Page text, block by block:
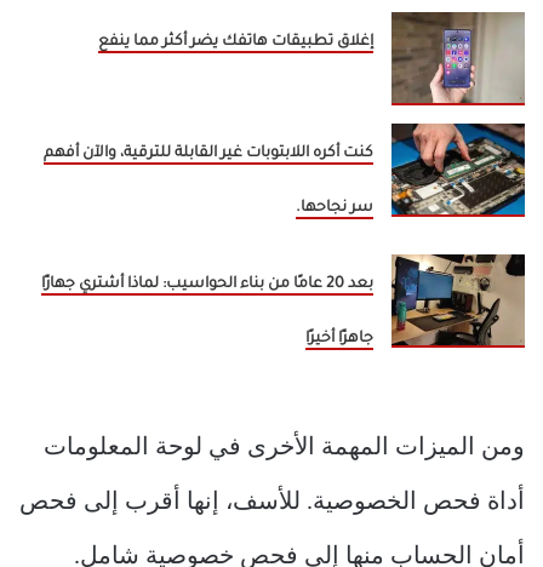
إغلاق تطبيقات هاتفك يضر أكثر مما ينفع
كنت أكره اللابتوبات غير القابلة للترقية، والآن أفهم
سر نجاحها.
بعد 20 عامًا من بناء الحواسيب: لماذا أشتري جهازًا
جاهزًا أخيرًا
ومن الميزات المهمة الأخرى في لوحة المعلومات
أداة فحص الخصوصية. للأسف، إنها أقرب إلى فحص
أمان الحساب منها إلى فحص خصوصية شامل.